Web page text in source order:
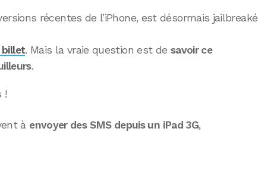
récentes de l’iPhone, est désormais jailbreaké
billet. Mais la vraie question est de savoir ce
.
!
à envoyer des SMS depuis un iPad 3G,